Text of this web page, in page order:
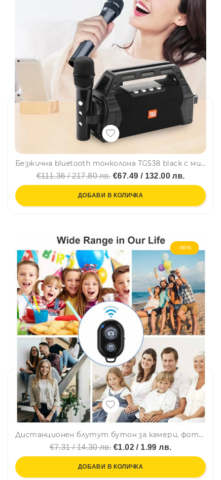
Безжична bluetooth тонколона TG538 black с микрофон
€111.36 / 217.80 лв.€67.49 / 132.00 лв.
ДОБАВИ В КОЛИЧКА
-86%
Дистанционен блутут бутон за камери, фотоапарати, телефони
€7.31 / 14.30 лв.€1.02 / 1.99 лв.
ДОБАВИ В КОЛИЧКА